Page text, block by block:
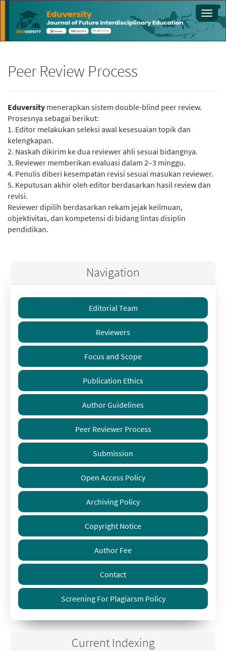
Navigation
Main
Content
Peer Review Process
Eduversity menerapkan sistem double-blind peer review.
Prosesnya sebagai berikut:
1. Editor melakukan seleksi awal kesesuaian topik dan
kelengkapan.
2. Naskah dikirim ke dua reviewer ahli sesuai bidangnya.
3. Reviewer memberikan evaluasi dalam 2–3 minggu.
4. Penulis diberi kesempatan revisi sesuai masukan reviewer.
5. Keputusan akhir oleh editor berdasarkan hasil review dan
revisi.
Reviewer dipilih berdasarkan rekam jejak keilmuan,
objektivitas, dan kompetensi di bidang lintas disiplin
pendidikan.
Navigation
Editorial Team
Reviewers
Focus and Scope
Publication Ethics
Author Guidelines
Peer Reviewer Process
Submission
Open Access Policy
Archiving Policy
Copyright Notice
Author Fee
Contact
Screening For Plagiarsm Policy
Current Indexing